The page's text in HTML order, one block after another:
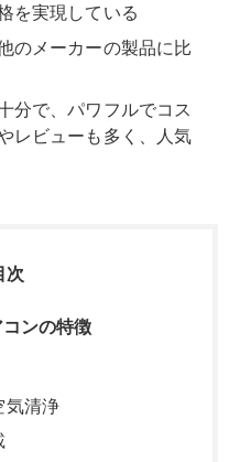
を実現している
のメーカーの製品に比
分で、パワフルでコス
レビューも多く、人気
次
ンの特徴
気清浄